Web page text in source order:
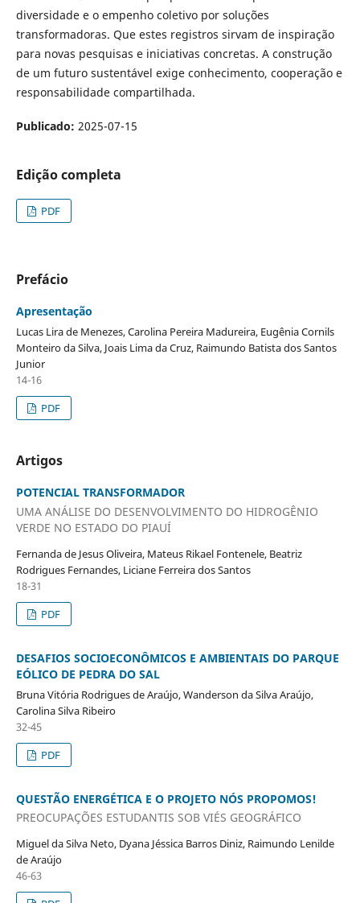
diversidade e o empenho coletivo por soluções
transformadoras. Que estes registros sirvam de inspiração
para novas pesquisas e iniciativas concretas. A construção
de um futuro sustentável exige conhecimento, cooperação e
responsabilidade compartilhada.
Publicado: 2025-07-15
Edição completa
PDF
Prefácio
Apresentação
Lucas Lira de Menezes, Carolina Pereira Madureira, Eugênia Cornils
Monteiro da Silva, Joais Lima da Cruz, Raimundo Batista dos Santos
Junior
14-16
PDF
Artigos
POTENCIAL TRANSFORMADOR
UMA ANÁLISE DO DESENVOLVIMENTO DO HIDROGÊNIO
VERDE NO ESTADO DO PIAUÍ
Fernanda de Jesus Oliveira, Mateus Rikael Fontenele, Beatriz
Rodrigues Fernandes, Liciane Ferreira dos Santos
18-31
PDF
DESAFIOS SOCIOECONÔMICOS E AMBIENTAIS DO PARQUE
EÓLICO DE PEDRA DO SAL
Bruna Vitória Rodrigues de Araújo, Wanderson da Silva Araújo,
Carolina Silva Ribeiro
32-45
PDF
QUESTÃO ENERGÉTICA E O PROJETO NÓS PROPOMOS!
PREOCUPAÇÕES ESTUDANTIS SOB VIÉS GEOGRÁFICO
Miguel da Silva Neto, Dyana Jéssica Barros Diniz, Raimundo Lenilde
de Araújo
46-63